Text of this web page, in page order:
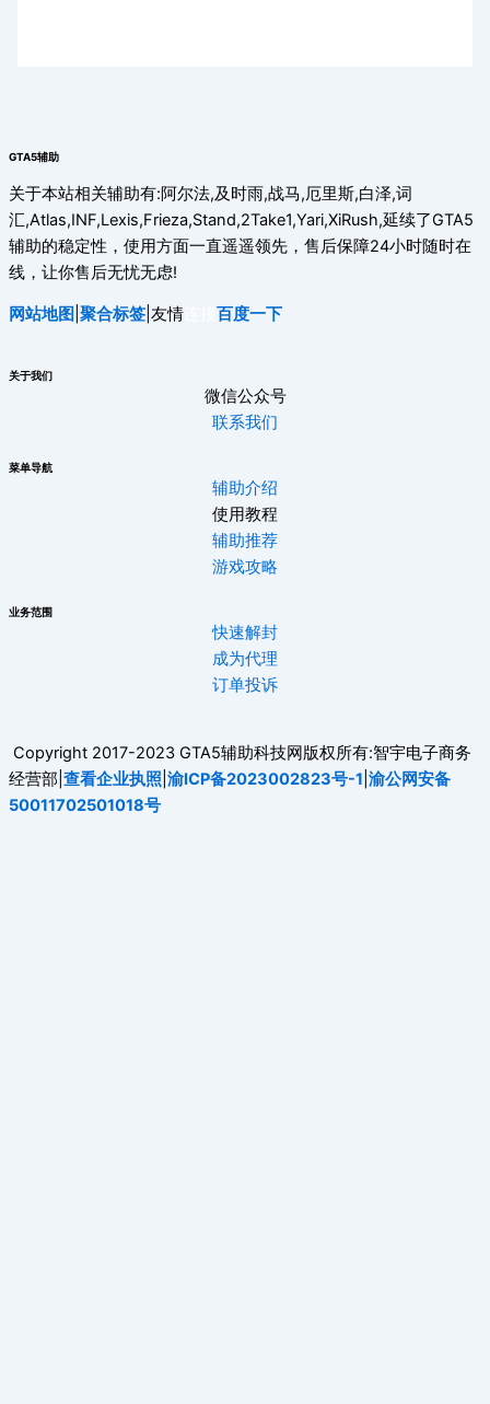
GTA5辅助
关于本站相关辅助有:阿尔法,及时雨,战马,厄里斯,白泽,词
汇,Atlas,INF,Lexis,Frieza,Stand,2Take1,Yari,XiRush,延续了GTA5
辅助的稳定性，使用方面一直遥遥领先，售后保障24小时随时在
线，让你售后无忧无虑!
网站地图 聚合标签 |友情 百度一下
关于我们
微信公众号
联系我们
菜单导航
辅助介绍
使用教程
辅助推荐
游戏攻略
业务范围
快速解封
成为代理
订单投诉
Copyright 2017-2023 GTA5辅助科技网版权所有:智宇电子商务
经营部| 查看企业执照 渝ICP备2023002823号-1 渝公网安备
50011702501018号